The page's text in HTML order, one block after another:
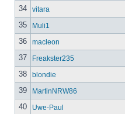
34 vitara
35 Muli1
36 macleon
37 Freakster235
38 blondie
39 MartinNRW86
40 Uwe-Paul